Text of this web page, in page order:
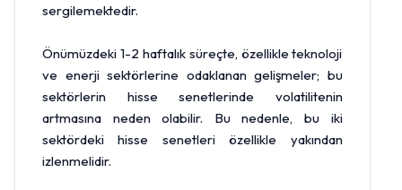
sergilemektedir.
Önümüzdeki 1-2 haftalık süreçte, özellikle teknoloji
ve enerji sektörlerine odaklanan gelişmeler; bu
sektörlerin hisse senetlerinde volatilitenin
artmasına neden olabilir. Bu nedenle, bu iki
sektördeki hisse senetleri özellikle yakından
izlenmelidir.